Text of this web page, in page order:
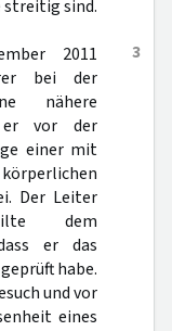
streitig sind.
3
2011
bei der
nähere
er vor der
einer mit
Der Leiter
dem
er das
habe.
und vor
eines